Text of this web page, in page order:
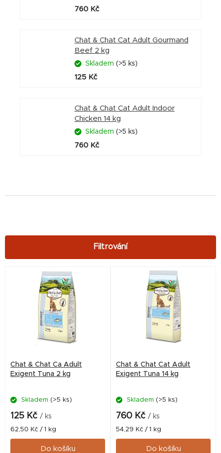
760 Kč
Chat & Chat Cat Adult Gourmand
Beef 2 kg
Skladem (>5 ks)
125 Kč
Chat & Chat Cat Adult Indoor
Chicken 14 kg
Skladem (>5 ks)
760 Kč
o
Chat & Chat Ca Adult
Exigent Tuna 2 kg
Skladem (>5 ks)
125 Kč / ks
Měrná
cena:
62,50 Kč / 1 kg
Do košíku
Chat & Chat Cat Adult
Exigent Tuna 14 kg
Skladem (>5 ks)
760 Kč / ks
Měrná
cena:
54,29 Kč / 1 kg
Do košíku